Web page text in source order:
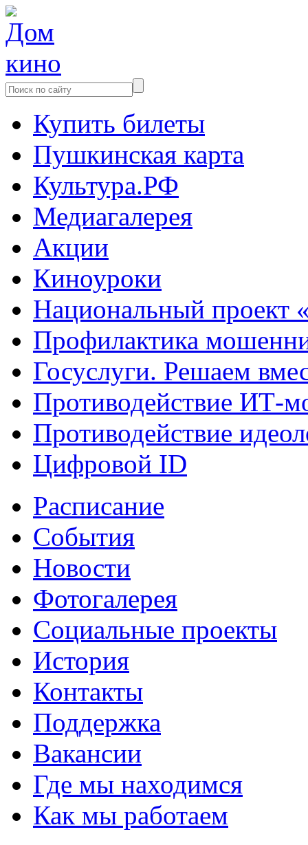
Купить билеты
Пушкинская карта
Культура.РФ
Медиагалерея
Акции
Киноуроки
Национальный проект
Профилактика
Госуслуги. Решаем
Противодействие ИТ-
Противодействие
Цифровой ID
Расписание
События
Новости
Фотогалерея
Социальные проекты
История
Контакты
Поддержка
Вакансии
Где мы находимся
Как мы работаем